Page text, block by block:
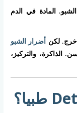
المادة في الدم
خرج. لكن أضرار الشبو
الذاكرة، والتركيز،